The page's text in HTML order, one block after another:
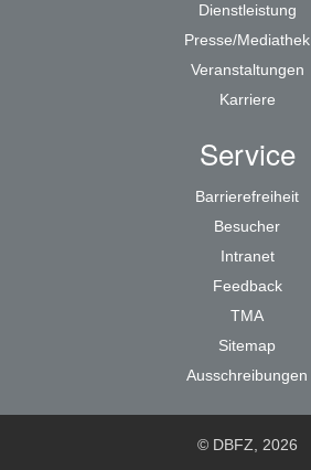
Dienstleistung
Presse/Mediathek
Veranstaltungen
Karriere
Service
Barrierefreiheit
Besucher
Intranet
Feedback
TMA
Sitemap
Ausschreibungen
© DBFZ, 2026